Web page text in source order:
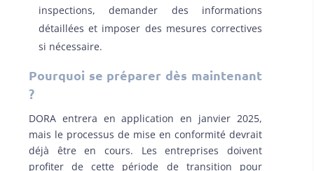
inspections, demander des informations
détaillées et imposer des mesures correctives
si nécessaire.
Pourquoi se préparer dès maintenant
?
DORA entrera en application en janvier 2025,
mais le processus de mise en conformité devrait
déjà être en cours. Les entreprises doivent
profiter de cette période de transition pour